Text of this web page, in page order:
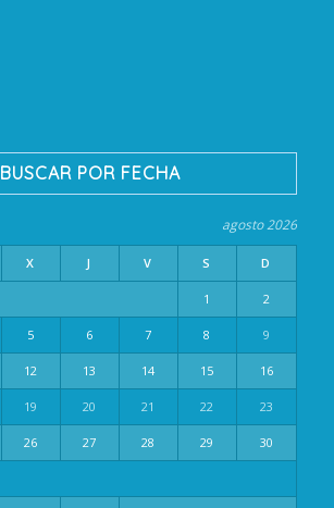
BUSCAR POR FECHA
agosto 2026
X J V S D
1 2
5 6 7 8 9
12 13 14 15 16
19 20 21 22 23
26 27 28 29 30